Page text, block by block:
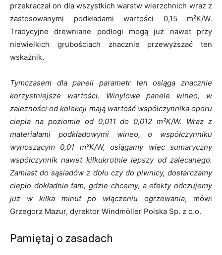
przekraczał on dla wszystkich warstw wierzchnich wraz z
zastosowanymi podkładami wartości 0,15 m²K/W.
Tradycyjne drewniane podłogi mogą już nawet przy
niewielkich grubościach znacznie przewyższać ten
wskaźnik.
Tymczasem dla paneli parametr ten osiąga znacznie
korzystniejsze wartości. Winylowe panele wineo, w
zależności od kolekcji mają wartość współczynnika oporu
ciepła na poziomie od 0,011 do 0,012 m²K/W. Wraz z
materiałami podkładowymi wineo, o współczynniku
wynoszącym 0,01 m²K/W, osiągamy więc sumaryczny
współczynnik nawet kilkukrotnie lepszy od zalecanego.
Zamiast do sąsiadów z dołu czy do piwnicy, dostarczamy
ciepło dokładnie tam, gdzie chcemy, a efekty odczujemy
już w kilka minut po włączeniu ogrzewania, mówi
Grzegorz Mazur, dyrektor Windmöller Polska Sp. z o.o.
Pamiętaj o zasadach